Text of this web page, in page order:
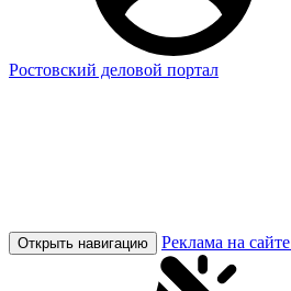
Ростовский деловой портал
Открыть навигацию Реклама на сайте